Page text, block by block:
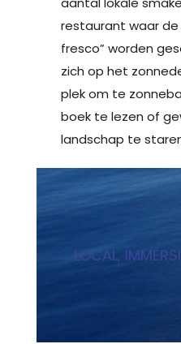
restaurant waar
fresco” worden
zich op het
plek om te
boek te lezen of
landschap te
LOCAL,